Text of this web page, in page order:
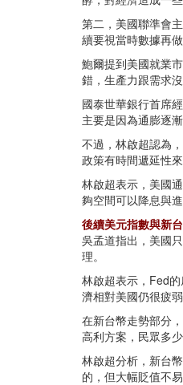
第二，美國聯準會
續要視當時數據再
鮑爾提到美國就業
錯，生產力跟需求
國泰世華銀行首席
主要是因為通膨逐
不過，林啟超認為
政策有時間遞延性
林啟超表示，美國
夠空間可以降息與
後續美元指數與新
吳孟道指出，美國
理。
林啟超表示，Fed
濟相對美國仍很疲
在新台幣走勢部分
高利方案，民眾多
林啟超分析，新台
的，但大幅貶值不易